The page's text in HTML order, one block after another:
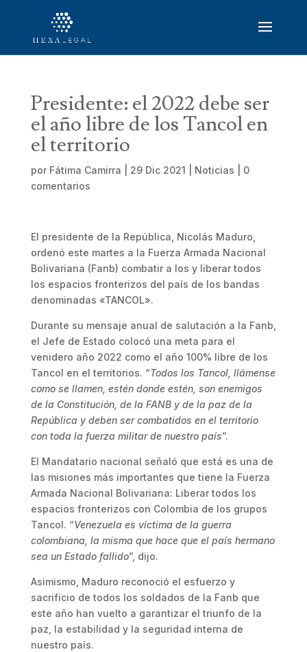
Presidente: el 2022 debe ser
el año libre de los Tancol en
el territorio
por Fátima Camirra 29 Dic 2021 Noticias
0
comentarios
El presidente de la República, Nicolás Maduro,
ordenó este martes a la Fuerza Armada Nacional
Bolivariana (Fanb) combatir a los y liberar todos
los espacios fronterizos del país de los bandas
denominadas «TANCOL».
Durante su mensaje anual de salutación a la Fanb,
el Jefe de Estado colocó una meta para el
venidero año 2022 como el año 100% libre de los
Tancol en el territorios. “Todos los Tancol, llámense
como se llamen, estén donde estén, son enemigos
de la Constitución, de la FANB y de la paz de la
República y deben ser combatidos en el territorio
con toda la fuerza militar de nuestro país”.
El Mandatario nacional señaló que está es una de
las misiones más importantes que tiene la Fuerza
Armada Nacional Bolivariana: Liberar todos los
espacios fronterizos con Colombia de los grupos
Tancol. “Venezuela es víctima de la guerra
colombiana, la misma que hace que el país hermano
sea un Estado fallido”, dijo.
Asimismo, Maduro reconoció el esfuerzo y
sacrificio de todos los soldados de la Fanb que
este año han vuelto a garantizar el triunfo de la
paz, la estabilidad y la seguridad interna de
nuestro país.